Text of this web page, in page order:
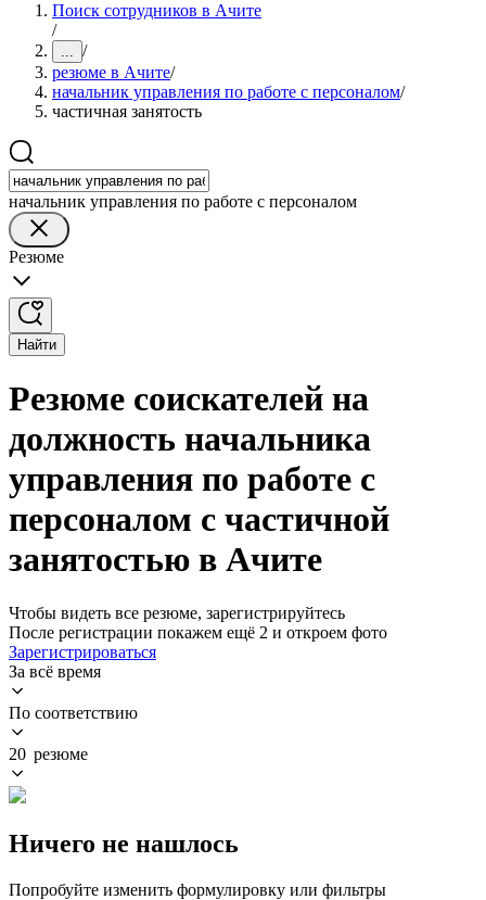
Поиск сотрудников в Ачите
/
... /
резюме в Ачите/
начальник управления по работе с персоналом/
частичная занятость
начальник управления по работе с персоналом
Резюме
Найти
Резюме соискателей на
должность начальника
управления по работе с
персоналом с частичной
занятостью в Ачите
Чтобы видеть все резюме, зарегистрируйтесь
После регистрации покажем ещё 2 и откроем фото
Зарегистрироваться
За всё время
По соответствию
20 резюме
Ничего не нашлось
Попробуйте изменить формулировку или фильтры